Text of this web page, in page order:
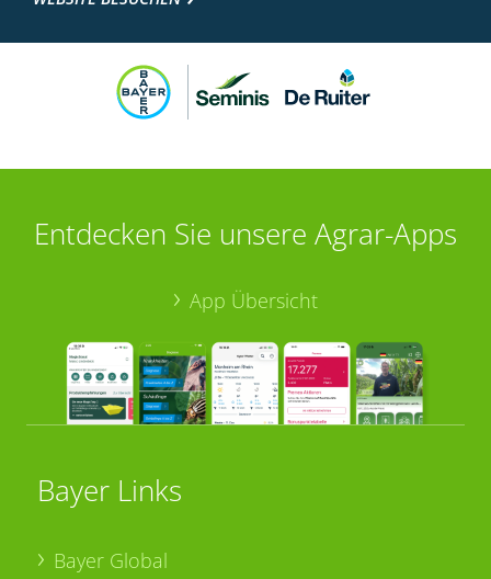
Entdecken Sie unsere Agrar-Apps
App Übersicht
Bayer Links
Bayer Global